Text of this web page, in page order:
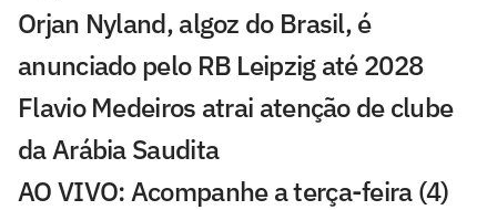
Orjan Nyland, algoz do Brasil, é
anunciado pelo RB Leipzig até 2028
Flavio Medeiros atrai atenção de clube
da Arábia Saudita
AO VIVO: Acompanhe a terça-feira (4)